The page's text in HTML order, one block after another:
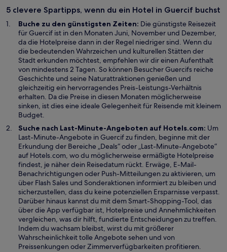
5 clevere Spartipps, wenn du ein Hotel in Guercif buchst
Buche zu den günstigsten Zeiten: Die günstigste Reisezeit
für Guercif ist in den Monaten Juni, November und Dezember,
da die Hotelpreise dann in der Regel niedriger sind. Wenn du
die bedeutenden Wahrzeichen und kulturellen Stätten der
Stadt erkunden möchtest, empfehlen wir dir einen Aufenthalt
von mindestens 2 Tagen. So können Besucher Guercifs reiche
Geschichte und seine Naturattraktionen genießen und
gleichzeitig ein hervorragendes Preis-Leistungs-Verhältnis
erhalten. Da die Preise in diesen Monaten möglicherweise
sinken, ist dies eine ideale Gelegenheit für Reisende mit kleinem
Budget.
Suche nach Last-Minute-Angeboten auf Hotels.com: Um
Last-Minute-Angebote in Guercif zu finden, beginne mit der
Erkundung der Bereiche „Deals“ oder „Last-Minute-Angebote“
auf Hotels.com, wo du möglicherweise ermäßigte Hotelpreise
findest, je näher dein Reisedatum rückt. Erwäge, E-Mail-
Benachrichtigungen oder Push-Mitteilungen zu aktivieren, um
über Flash Sales und Sonderaktionen informiert zu bleiben und
sicherzustellen, dass du keine potenziellen Ersparnisse verpasst.
Darüber hinaus kannst du mit dem Smart-Shopping-Tool, das
über die App verfügbar ist, Hotelpreise und Annehmlichkeiten
vergleichen, was dir hilft, fundierte Entscheidungen zu treffen.
Indem du wachsam bleibst, wirst du mit größerer
Wahrscheinlichkeit tolle Angebote sehen und von
Preissenkungen oder Zimmerverfügbarkeiten profitieren.